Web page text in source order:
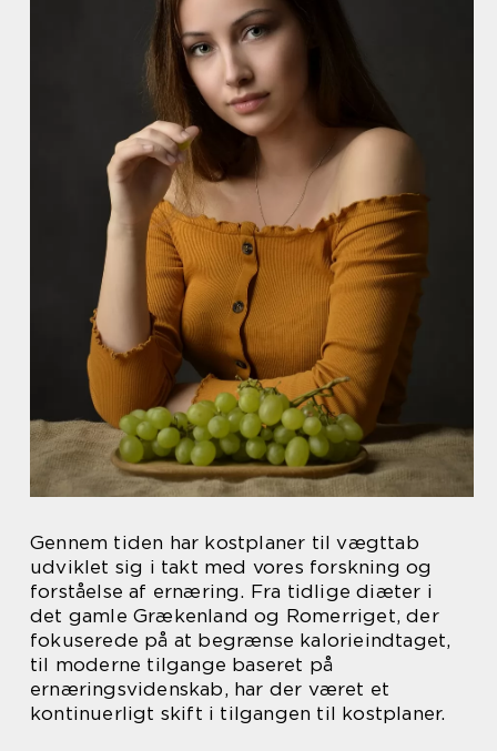
Gennem tiden har kostplaner til vægttab
udviklet sig i takt med vores forskning og
forståelse af ernæring. Fra tidlige diæter i
det gamle Grækenland og Romerriget, der
fokuserede på at begrænse kalorieindtaget,
til moderne tilgange baseret på
ernæringsvidenskab, har der været et
kontinuerligt skift i tilgangen til kostplaner.